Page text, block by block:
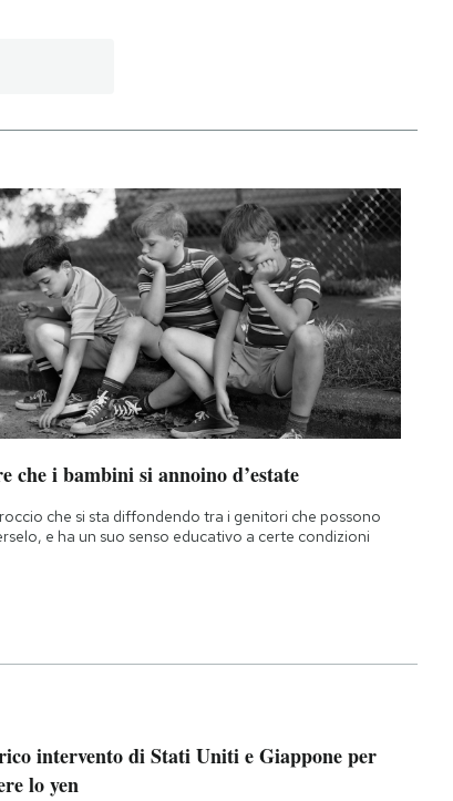
che i bambini si annoino d’estate
che si sta diffondendo tra i genitori che possono
e ha un suo senso educativo a certe condizioni
intervento di Stati Uniti e Giappone per
lo yen